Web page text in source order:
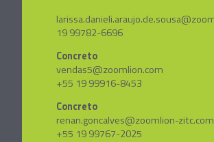
19 99782-6696
Concreto
vendas5@zoomlion.com
+55 19 99916-8453
Concreto
renan.goncalves@zoomlion-zitc.com
+55 19 99767-2025